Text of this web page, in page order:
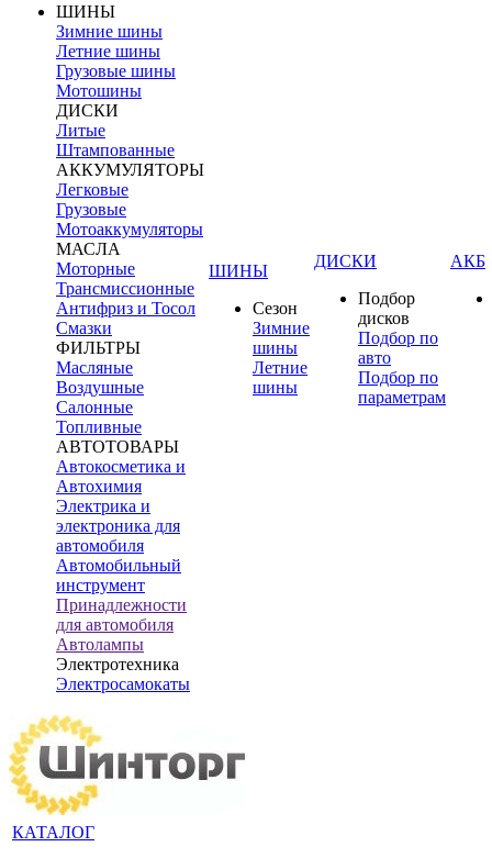
ШИНЫ
Зимние шины
Летние шины
Грузовые шины
Мотошины
ДИСКИ
Литые
Штампованные
АККУМУЛЯТОРЫ
Легковые
Грузовые
Мотоаккумуляторы
МАСЛА
Моторные
Трансмиссионные
Антифриз и Тосол
Смазки
ФИЛЬТРЫ
Масляные
Воздушные
Салонные
Топливные
АВТОТОВАРЫ
Автокосметика и
Автохимия
Электрика и
электроника для
автомобиля
Автомобильный
инструмент
Принадлежности
для автомобиля
Автолампы
Электротехника
Электросамокаты
ШИНЫ
Сезон
Зимние
шины
Летние
шины
ДИСКИ
Подбор
дисков
Подбор по
авто
Подбор по
параметрам
АКБ
КАТАЛОГ